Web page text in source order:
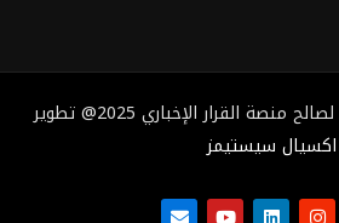
القرار الإخباري 2025@ تطوير
اكسيال سيستيمز